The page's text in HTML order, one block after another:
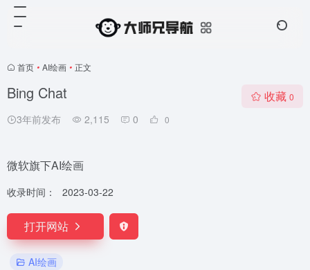
首页 • AI绘画 • 正文
Bing Chat
3年前发布 2,115 0 0
收藏 0
微软旗下AI绘画
收录时间： 2023-03-22
打开网站
AI绘画